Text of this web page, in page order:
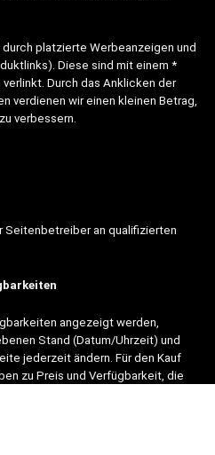
platzierte Werbeanzeigen und
Diese sind mit einem *
Durch das Anklicken der
verdienen wir einen kleinen Betrag,
verbessern.
Seitenbetreiber an qualifizierten
angezeigt werden,
Stand (Datum/Uhrzeit) und
jederzeit ändern. Für den Kauf
zu Preis und Verfügbarkeit, die